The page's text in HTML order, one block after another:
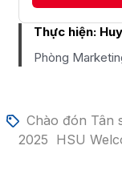
Thực hiện:
Phòng
Chào đón Tân
2025 HSU